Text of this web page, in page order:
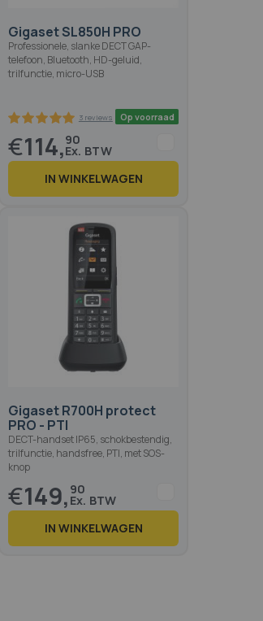
Gigaset SL850H PRO
Professionele, slanke DECT GAP-
telefoon, Bluetooth, HD-geluid,
trilfunctie, micro-USB
100
% of
€114,90
IN WINKELWAGEN
Gigaset R700H protect
PRO - PTI
DECT-handset IP65, schokbestendig,
trilfunctie, handsfree, PTI, met SOS-
knop
€149, 90
IN WINKELWAGEN